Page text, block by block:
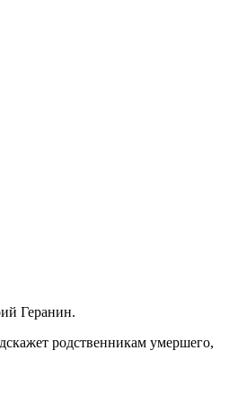
Геранин.
родственникам умершего,